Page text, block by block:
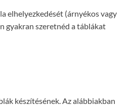
elhelyezkedését (árnyékos vagy
gyakran szeretnéd a táblákat
készítésének. Az alábbiakban